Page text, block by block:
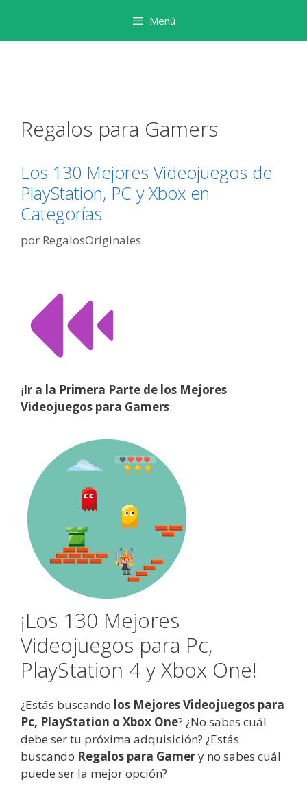
contenido
Menú
Regalos para Gamers
Los 130 Mejores Videojuegos de
PlayStation, PC y Xbox en
Categorías
por RegalosOriginales
¡Ir a la Primera Parte de los Mejores
Videojuegos para Gamers:
¡Los 130 Mejores
Videojuegos para Pc,
PlayStation 4 y Xbox One!
¿Estás buscando los Mejores Videojuegos para
Pc, PlayStation o Xbox One? ¿No sabes cuál
debe ser tu próxima adquisición? ¿Estás
buscando Regalos para Gamery no sabes cuál
puede ser la mejor opción?